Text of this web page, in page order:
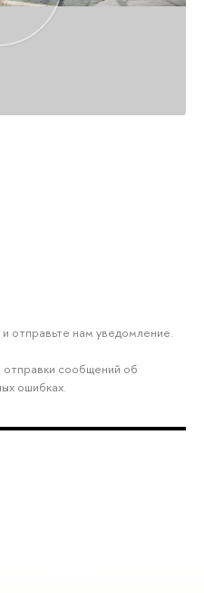
отправьте нам уведомление.
отправки сообщений об
ошибках.